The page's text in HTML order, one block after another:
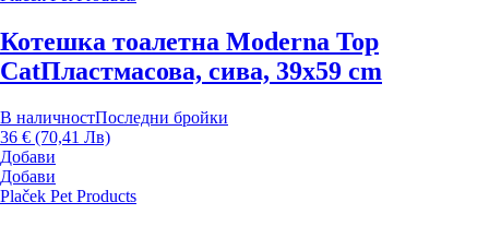
Котешка тоалетна Moderna Top
CatПластмасова, сива, 39x59 cm
В наличностПоследни бройки
36 € (70,41 Лв)
Добави
Добави
Plaček Pet Products